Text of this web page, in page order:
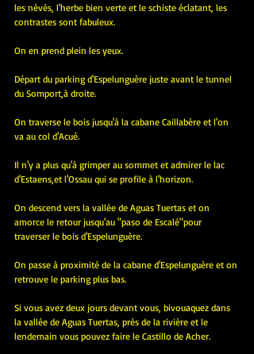
les névés, l'herbe bien verte et le schiste éclatant, les
contrastes sont fabuleux.
On en prend plein les yeux.
Départ du parking d'Espelunguère juste avant le tunnel
du Somport,à droite.
On traverse le bois jusqu'à la cabane Caillabère et l'on
va au col d'Acué.
Il n'y a plus qu'à grimper au sommet et admirer le lac
d'Estaens,et l'Ossau qui se profile à l'horizon.
On descend vers la vallée de Aguas Tuertas et on
amorce le retour jusqu'au "paso de Escalé"pour
traverser le bois d'Espelunguère.
On passe à proximité de la cabane d'Espelunguère et on
retrouve le parking plus bas.
Si vous avez deux jours devant vous, bivouaquez dans
la vallée de Aguas Tuertas, près de la rivière et le
lendemain vous pouvez faire le Castillo de Acher.